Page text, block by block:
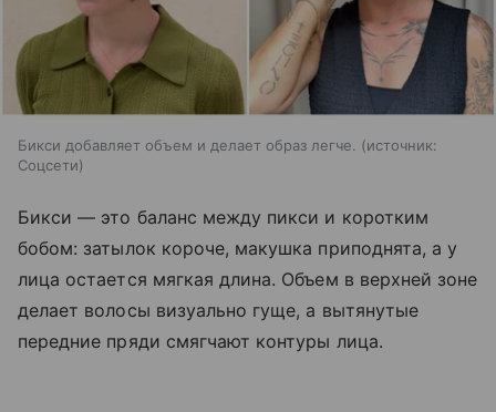
Бикси добавляет объем и делает образ легче.
источник:
Соцсети
Бикси — это баланс между пикси и коротким
бобом: затылок короче, макушка приподнята, а у
лица остается мягкая длина. Объем в верхней зоне
делает волосы визуально гуще, а вытянутые
передние пряди смягчают контуры лица.